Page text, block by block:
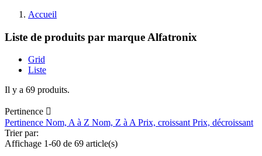
Accueil
Liste de produits par marque Alfatronix
Grid
Liste
Il y a 69 produits.
Pertinence 
Pertinence Nom, A à Z Nom, Z à APrix, croissantPrix, décroissant
Trier par:
Affichage 1-60 de 69 article(s)